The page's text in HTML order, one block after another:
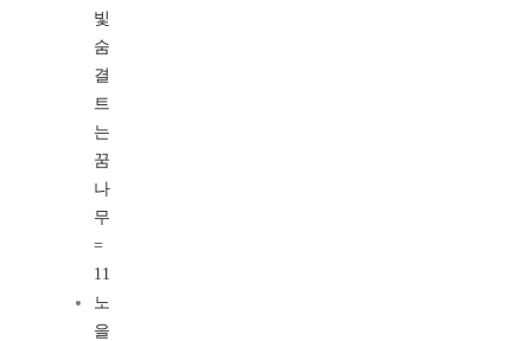
빛
숨
결
트
는
꿈
나
무
=
11
노
을